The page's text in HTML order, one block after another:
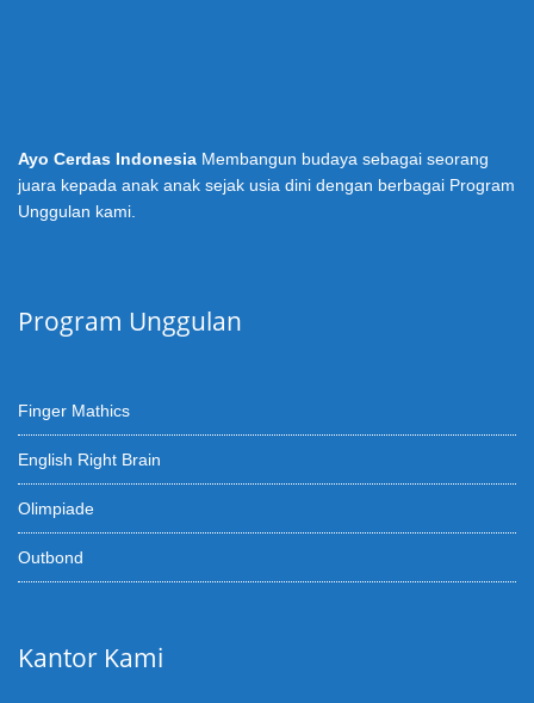
Ayo Cerdas Indonesia Membangun budaya sebagai seorang
juara kepada anak anak sejak usia dini dengan berbagai Program
Unggulan kami.
Program Unggulan
Finger Mathics
English Right Brain
Olimpiade
Outbond
Kantor Kami